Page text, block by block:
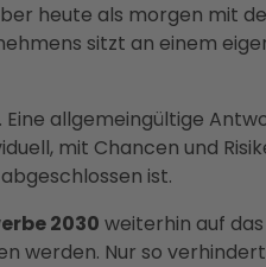
heute als morgen mit
sitzt an einem
allgemeingültige
mit Chancen und
ist.
2030 weiterhin auf
werden. Nur so